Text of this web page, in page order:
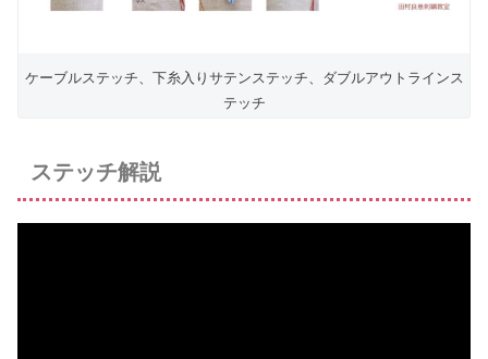
ケーブルステッチ、下糸入りサテンステッチ、ダブルアウトラインス
テッチ
ステッチ解説